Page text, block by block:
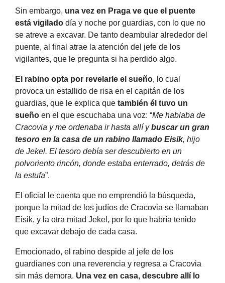
Sin embargo, una vez en Praga ve que el puente
está vigiladodía y noche por guardias, con lo que no
se atreve a excavar. De tanto deambular alrededor del
puente, al final atrae la atención del jefe de los
vigilantes, que le pregunta si ha perdido algo.
El rabino opta por revelarle el sueño, lo cual
provoca un estallido de risa en el capitán de los
guardias, que le explica que también él tuvo un
sueñoen el que escuchaba una voz: “Me hablaba de
Cracovia y me ordenaba ir hasta allí ybuscar un gran
tesoro en la casa de un rabino llamado Eisik, hijo
de Jekel. El tesoro debía ser descubierto en un
polvoriento rincón, donde estaba enterrado, detrás de
la estufa”.
El oficial le cuenta que no emprendió la búsqueda,
porque la mitad de los judíos de Cracovia se llamaban
Eisik, y la otra mitad Jekel, por lo que habría tenido
que excavar debajo de cada casa.
Emocionado, el rabino despide al jefe de los
guardianes con una reverencia y regresa a Cracovia
sin más demora. Una vez en casa, descubre allí lo